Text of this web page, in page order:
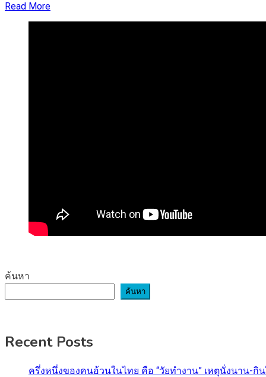
Read More
ค้นหา
ค้นหา
Recent Posts
ครึ่งหนึ่งของคนอ้วนในไทย คือ “วัยทำงาน” เหตุนั่งนาน-